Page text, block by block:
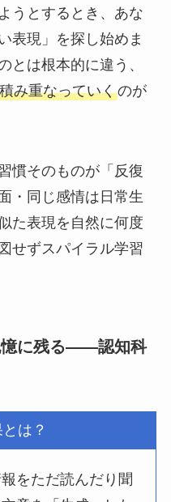
うとするとき、あな
表現」を探し始めま
とは根本的に違う、
み重なっていくのが
慣そのものが「反復
・同じ感情は日常生
た表現を自然に何度
せずスパイラル学習
憶に残る――認知科
は？
をただ読んだり聞